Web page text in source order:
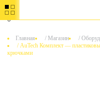
0
Главная / Магазин /
/AuTech Комплект —
крючками